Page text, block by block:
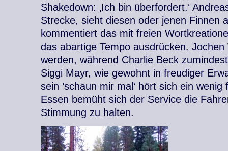
Shakedown: ‚Ich bin überfordert.‘
Strecke, sieht diesen oder jenen Finnen
kommentiert das mit freien
das abartige Tempo ausdrücken.
werden, während Charlie Beck
Siggi Mayr, wie gewohnt in freudiger
sein ’schaun mir mal‘ hört sich ein
Essen bemüht sich der Service die
Stimmung zu halten.